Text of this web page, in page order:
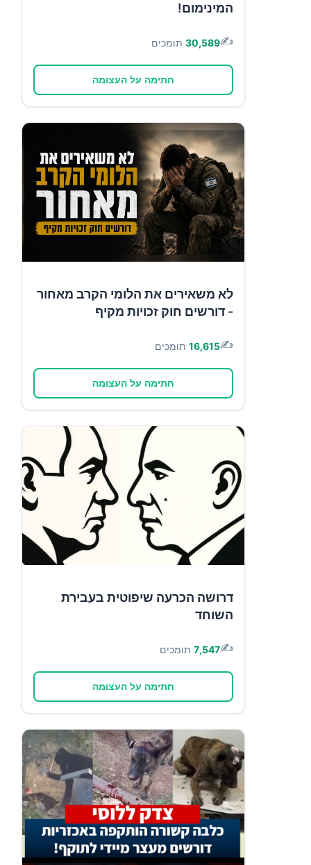
המינימום!
✍️
30,589 תומכים
חתימה על העצומה
לא משאירים את הלומי הקרב מאחור
- דורשים חוק זכויות מקיף
✍️
16,615 תומכים
חתימה על העצומה
דרושה הכרעה שיפוטית בעבירת
השוחד
✍️
7,547 תומכים
חתימה על העצומה